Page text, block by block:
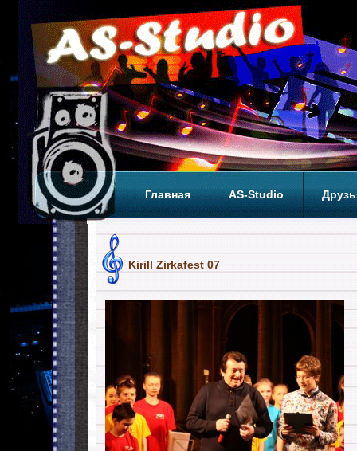
Главная AS-Studio
Kirill Zirkafest 07